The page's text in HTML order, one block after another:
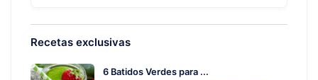
Recetas exclusivas
6 Batidos Verdes para ...